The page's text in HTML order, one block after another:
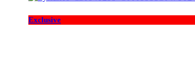
Exclusive